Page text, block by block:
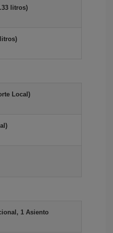
litros)
Local)
1 Asiento